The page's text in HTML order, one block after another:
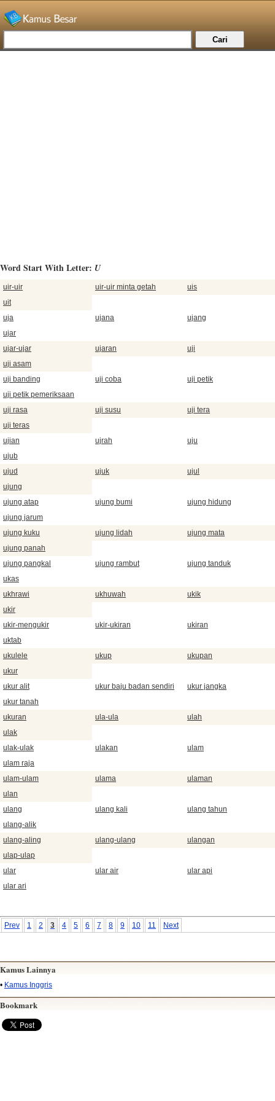
Word Start With Letter: U
uir-uir uir-uir minta getah
uis
uit
uja
ujana
ujang
ujar
ujar-ujar
ujaran
uji
uji asam
uji banding
uji coba
uji petik
uji petik pemeriksaan
uji rasa
uji susu
uji tera
uji teras
ujian
ujrah
uju
ujub
ujud
ujuk
ujul
ujung
ujung atap
ujung bumi
ujung hidung
ujung jarum
ujung kuku
ujung lidah
ujung mata
ujung panah
ujung pangkal
ujung rambut
ujung tanduk
ukas
ukhrawi
ukhuwah
ukik
ukir
ukir-mengukir
ukir-ukiran
ukiran
uktab
ukulele
ukup
ukupan
ukur
ukur alit
ukur baju badan sendiri
ukur jangka
ukur tanah
ukuran
ula-ula
ulah
ulak
ulak-ulak
ulakan
ulam
ulam raja
ulam-ulam
ulama
ulaman
ulan
ulang
ulang kali
ulang tahun
ulang-alik
ulang-aling
ulang-ulang
ulangan
ulap-ulap
ular
ular air
ular api
ular ari
Prev 1 2 3 4 5 6 7 8 9 10 11 Next
Kamus Lainnya
• Kamus Inggris
Bookmark